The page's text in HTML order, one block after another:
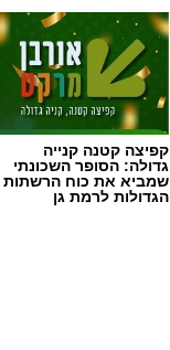
קפיצה קטנה קנייה
גדולה: הסופר השכונתי
שמביא את כוח הרשתות
הגדולות לרמת גן